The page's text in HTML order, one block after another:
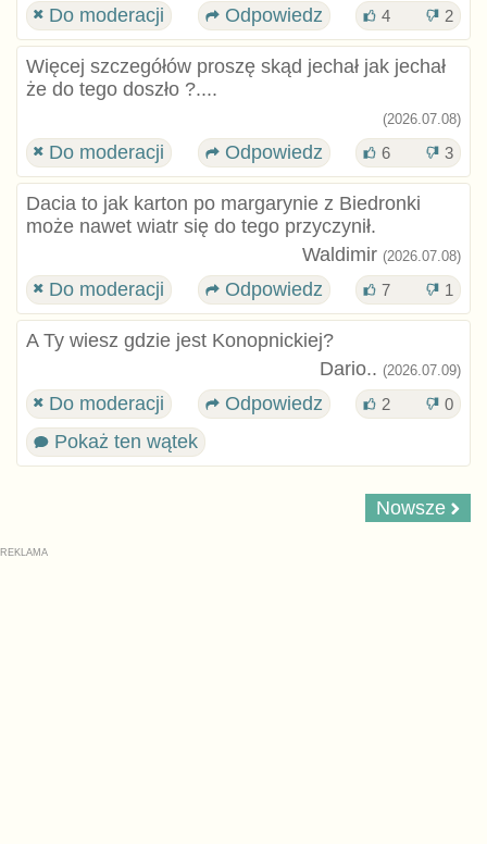
Do moderacji Odpowiedz 4 2
Więcej szczegółów proszę skąd jechał jak jechał
że do tego doszło ?....
(2026.07.08)
Do moderacji Odpowiedz 6 3
Dacia to jak karton po margarynie z Biedronki
może nawet wiatr się do tego przyczynił.
Waldimir (2026.07.08)
Do moderacji Odpowiedz 7 1
A Ty wiesz gdzie jest Konopnickiej?
Dario.. (2026.07.09)
Do moderacji Odpowiedz 2 0
Pokaż ten wątek
Nowsze